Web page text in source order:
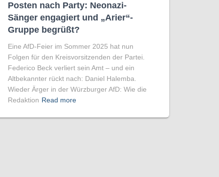
Posten nach Party: Neonazi-
Sänger engagiert und „Arier“-
Gruppe begrüßt?
Eine AfD-Feier im Sommer 2025 hat nun
Folgen für den Kreisvorsitzenden der Partei.
Federico Beck verliert sein Amt – und ein
Altbekannter rückt nach: Daniel Halemba.
Wieder Ärger in der Würzburger AfD: Wie die
Redaktion Read more